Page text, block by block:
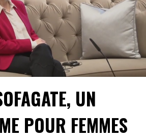
UN
POUR FEMMES